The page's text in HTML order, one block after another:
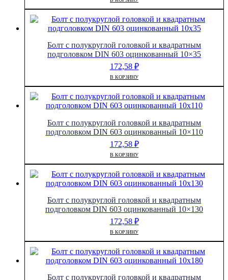
Болт с полукруглой головкой и квадратным
подголовком DIN 603 оцинкованный 10×35
172,58 ₽
В КОРЗИНУ
Болт с полукруглой головкой и квадратным
подголовком DIN 603 оцинкованный 10×110
172,58 ₽
В КОРЗИНУ
Болт с полукруглой головкой и квадратным
подголовком DIN 603 оцинкованный 10×130
172,58 ₽
В КОРЗИНУ
Болт с полукруглой головкой и квадратным